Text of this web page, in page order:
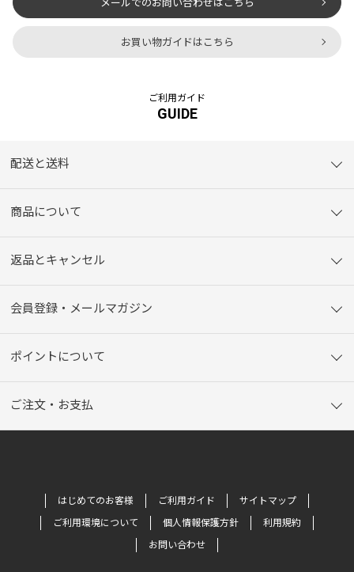
メールでのお問い合わせはこちら
お買い物ガイドはこちら
ご利用ガイド
GUIDE
配送と送料
商品について
返品とキャンセル
会員登録・メールマガジン
ポイントについて
ご注文・お支払
はじめてのお客様 ご利用ガイド
サイトマップ
ご利用環境について
個人情報保護方針
利用規約
お問い合わせ